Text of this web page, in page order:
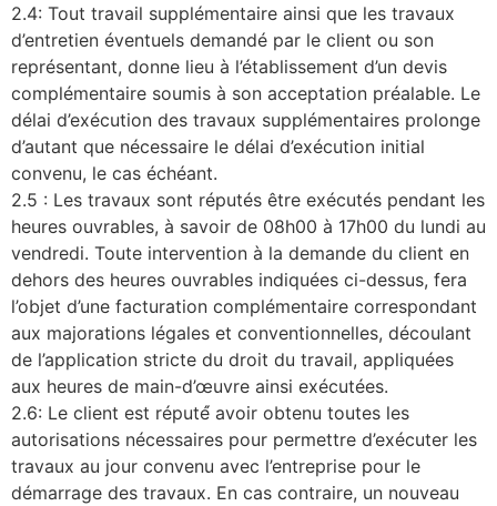
2.4: Tout travail supplémentaire ainsi que les travaux
d’entretien éventuels demandé par le client ou son
représentant, donne lieu à l’établissement d’un devis
complémentaire soumis à son acceptation préalable. Le
délai d’exécution des travaux supplémentaires prolonge
d’autant que nécessaire le délai d’exécution initial
convenu, le cas échéant.
2.5 : Les travaux sont réputés être exécutés pendant les
heures ouvrables, à savoir de 08h00 à 17h00 du lundi au
vendredi. Toute intervention à la demande du client en
dehors des heures ouvrables indiquées ci-dessus, fera
l’objet d’une facturation complémentaire correspondant
aux majorations légales et conventionnelles, découlant
de l’application stricte du droit du travail, appliquées
aux heures de main-d’œuvre ainsi exécutées.
2.6: Le client est réputé́ avoir obtenu toutes les
autorisations nécessaires pour permettre d’exécuter les
travaux au jour convenu avec l’entreprise pour le
démarrage des travaux. En cas contraire, un nouveau